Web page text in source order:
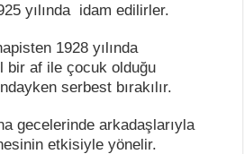
yılında idam edilirler.
1928 yılında
bir af ile çocuk olduğu
serbest bırakılır.
gecelerinde arkadaşlarıyla
etkisiyle yönelir.